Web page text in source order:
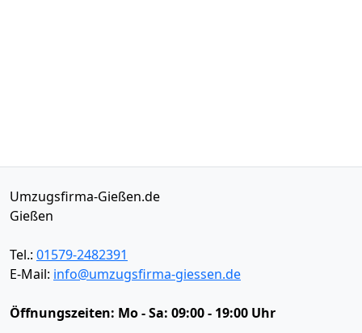
Umzugsfirma-Gießen.de
Gießen
Tel.: 01579-2482391
E-Mail: info@umzugsfirma-giessen.de
Öffnungszeiten: Mo - Sa: 09:00 - 19:00 Uhr